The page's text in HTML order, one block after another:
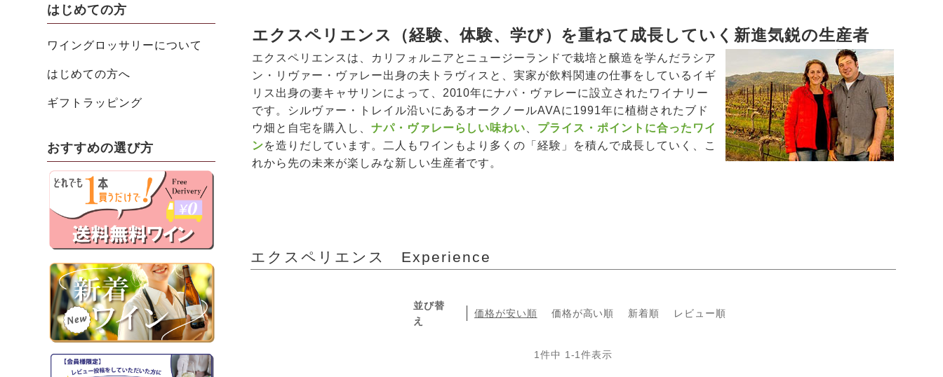
はじめての方
ワイングロッサリーについて
はじめての方へ
ギフトラッピング
おすすめの選び方
エクスペリエンス（経験、体験、学び）を重ねて成長していく新進気鋭の生産者
エクスペリエンスは、カリフォルニアとニュージーランドで栽培と醸造を学んだラシア
ン・リヴァー・ヴァレー出身の夫トラヴィスと、実家が飲料関連の仕事をしているイギ
リス出身の妻キャサリンによって、2010年にナパ・ヴァレーに設立されたワイナリー
です。シルヴァー・トレイル沿いにあるオークノールAVAに1991年に植樹されたブド
ウ畑と自宅を購入し、 ナパ・ヴァレーらしい味わい
プライス・ポイントに合ったワイ
ンを造りだしています。二人もワインもより多くの「経験」を積んで成長していく、こ
れから先の未来が楽しみな新しい生産者です。
エクスペリエンス Experience
並び替
え
価格が安い順 価格が高い順 新着順 レビュー順
1 件中 1 -1件表示